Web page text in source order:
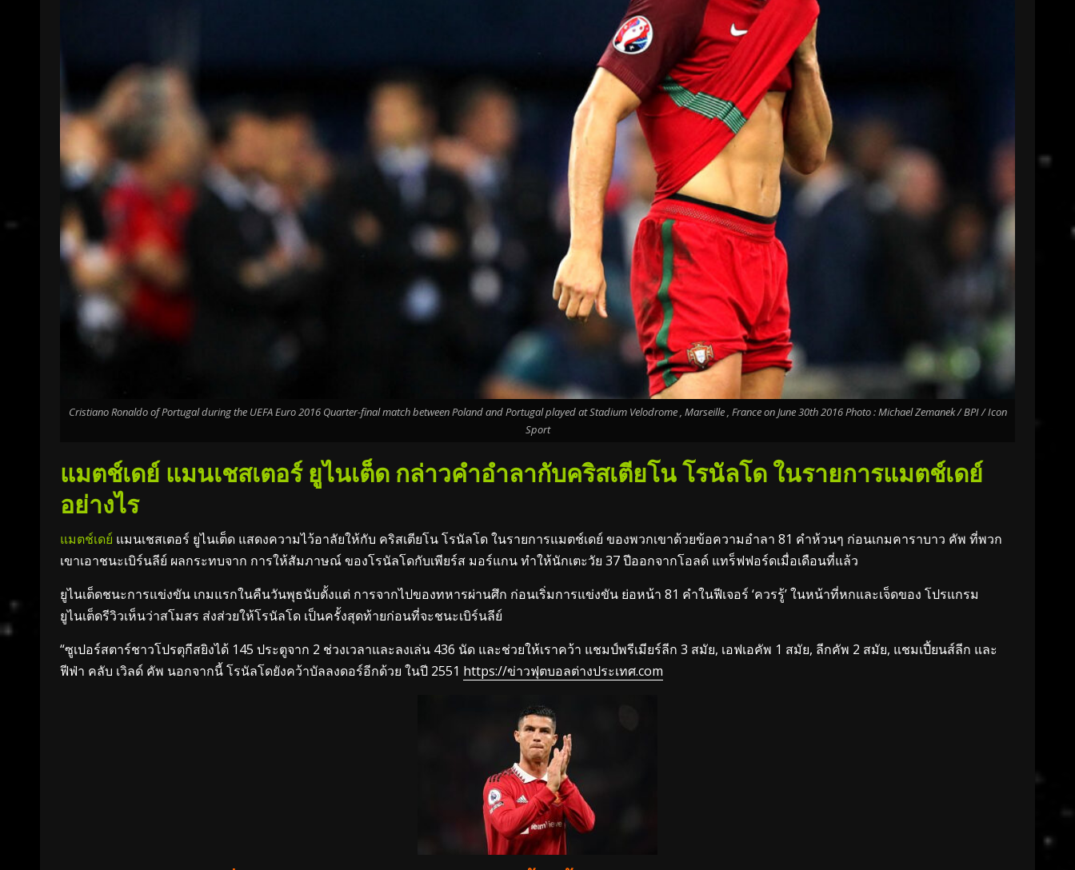
Cristiano Ronaldo of Portugal during the UEFA Euro 2016 Quarter-final match between Poland and Portugal played at Stadium Velodrome , Marseille , France on June 30th 2016 Photo : Michael Zemanek / BPI / Icon
Sport
แมตช์เดย์ แมนเชสเตอร์ ยูไนเต็ด กล่าวคำอำลากับคริสเตียโน โรนัลโด ในรายการแมตช์เดย์
อย่างไร
แมตช์เดย์ แมนเชสเตอร์ ยูไนเต็ด แสดงความไว้อาลัยให้กับ คริสเตียโน โรนัลโด ในรายการแมตช์เดย์ ของพวกเขาด้วยข้อความอำลา 81 คำห้วนๆ ก่อนเกมคาราบาว คัพ ที่พวก
เขาเอาชนะเบิร์นลีย์ ผลกระทบจาก การให้สัมภาษณ์ ของโรนัลโดกับเพียร์ส มอร์แกน ทำให้นักเตะวัย 37 ปีออกจากโอลด์ แทร็ฟฟอร์ดเมื่อเดือนที่แล้ว
ยูไนเต็ดชนะการแข่งขัน เกมแรกในคืนวันพุธนับตั้งแต่ การจากไปของทหารผ่านศึก ก่อนเริ่มการแข่งขัน ย่อหน้า 81 คำในฟีเจอร์ ‘ควรรู้’ ในหน้าที่หกและเจ็ดของ โปรแกรม
ยูไนเต็ดรีวิวเห็นว่าสโมสร ส่งส่วยให้โรนัลโด เป็นครั้งสุดท้ายก่อนที่จะชนะเบิร์นลีย์
“ซูเปอร์สตาร์ชาวโปรตุกีสยิงได้ 145 ประตูจาก 2 ช่วงเวลาและลงเล่น 436 นัด และช่วยให้เราคว้า แชมป์พรีเมียร์ลีก 3 สมัย, เอฟเอคัพ 1 สมัย, ลีกคัพ 2 สมัย, แชมเปี้ยนส์ลีก และ
ฟีฟ่า คลับ เวิลด์ คัพ นอกจากนี้ โรนัลโดยังคว้าบัลลงดอร์อีกด้วย ในปี 2551 https://ข่าวฟุตบอลต่างประเทศ.com